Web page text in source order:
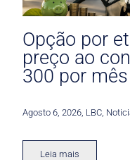
Opção por
preço ao
300 por mês
Agosto 6, 2026 LBC
Leia mais